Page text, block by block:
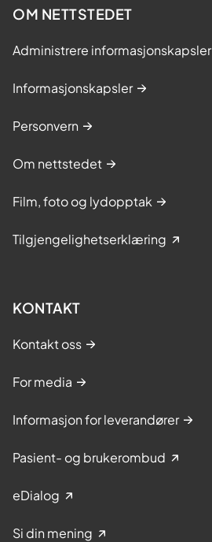
OM NETTSTEDET
Administrere informasjonskapsler
Informasjonskapsler
Personvern
Om nettstedet
Film, foto og lydopptak
Tilgjengelighetserklæring
KONTAKT
Kontakt oss
For media
Informasjon for leverandører
Pasient- og brukerombud
eDialog
Si din mening